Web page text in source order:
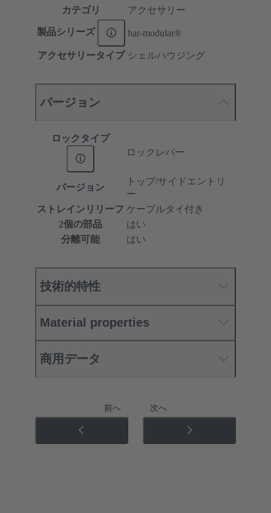
カテゴリ アクセサリー
製品シリーズ har-modular®
アクセサリータイプ シェルハウジング
バージョン
ロックタイプ
ロックレバー
バージョン
トップ/サイドエントリ
ー
ストレインリリーフ ケーブルタイ付き
2個の部品
はい
分離可能
はい
技術的特性
Material properties
商用データ
前へ 次へ